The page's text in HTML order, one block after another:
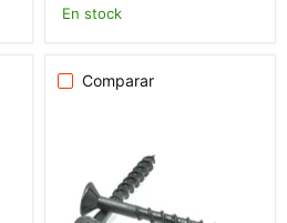
En stock
Comparar